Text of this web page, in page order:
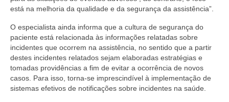
Procedimento para registro
Clube de Vantagens
Valores dos serviços
está na melhoria da qualidade e da segurança da assistência”.
O especialista ainda informa que a cultura de segurança do
paciente está relacionada às informações relatadas sobre
incidentes que ocorrem na assistência, no sentido que a partir
destes incidentes relatados sejam elaboradas estratégias e
tomadas providências a fim de evitar a ocorrência de novos
casos. Para isso, torna-se imprescindível à implementação de
sistemas efetivos de notificações sobre incidentes na saúde.